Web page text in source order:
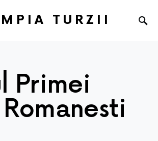
TURZII
Primei